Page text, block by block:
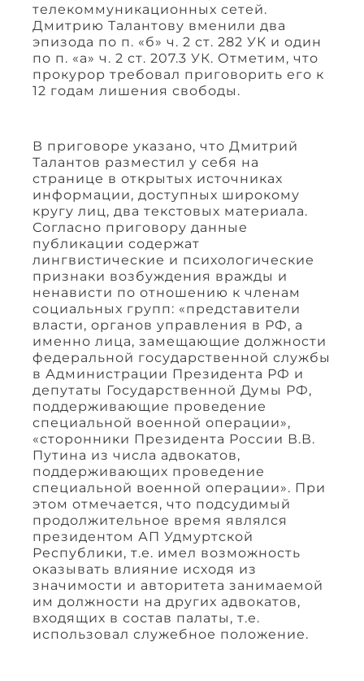
телекоммуникационных сетей.
Дмитрию Талантову вменили два
эпизода по п. «б» ч. 2 ст. 282 УК и один
по п. «а» ч. 2 ст. 207.3 УК. Отметим, что
прокурор требовал приговорить его к
12 годам лишения свободы.
В приговоре указано, что Дмитрий
Талантов разместил у себя на
странице в открытых источниках
информации, доступных широкому
кругу лиц, два текстовых материала.
Согласно приговору данные
публикации содержат
лингвистические и психологические
признаки возбуждения вражды и
ненависти по отношению к членам
социальных групп: «представители
власти, органов управления в РФ, а
именно лица, замещающие должности
федеральной государственной службы
в Администрации Президента РФ и
депутаты Государственной Думы РФ,
поддерживающие проведение
специальной военной операции»,
«сторонники Президента России В.В.
Путина из числа адвокатов,
поддерживающих проведение
специальной военной операции». При
этом отмечается, что подсудимый
продолжительное время являлся
президентом АП Удмуртской
Республики, т.е. имел возможность
оказывать влияние исходя из
значимости и авторитета занимаемой
им должности на других адвокатов,
входящих в состав палаты, т.е.
использовал служебное положение.